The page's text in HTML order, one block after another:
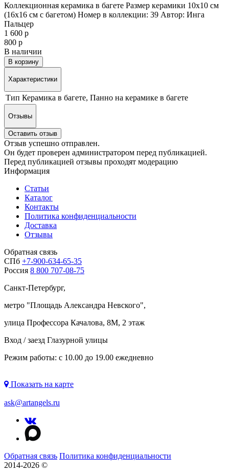
Коллекционная керамика в багете Размер керамики 10х10 см
(16х16 см с багетом) Номер в коллекции: 39 Автор: Инга
Пальцер
1 600 р
800 р
В наличии
В корзину
Характеристики
Тип Керамика в багете, Панно на керамике в багете
Отзывы
Оставить отзыв
Отзыв успешно отправлен.
Он будет проверен администратором перед публикацией.
Перед публикацией отзывы проходят модерацию
Информация
Статьи
Каталог
Контакты
Политика конфиденциальности
Доставка
Отзывы
Обратная связь
СПб +7-900-634-65-35
Россия 8 800 707-08-75
Санкт-Петербург,
метро "Площадь Александра Невского",
улица Профессора Качалова, 8М, 2 этаж
Вход / заезд Глазурной улицы
Режим работы: с 10.00 до 19.00 ежедневно
Показать на карте
ask@artangels.ru
Обратная связь Политика конфиденциальности
2014-2026 ©